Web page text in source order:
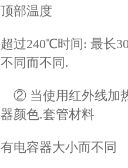
顶部温度
超过240℃时间: 最长
不同而不同.
② 当使用红外线加
器颜色.套管材料
有电容器大小而不同